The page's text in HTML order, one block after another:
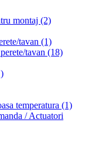
montaj (2)
tavan (1)
tavan (18)
temperatura (1)
/ Actuatori